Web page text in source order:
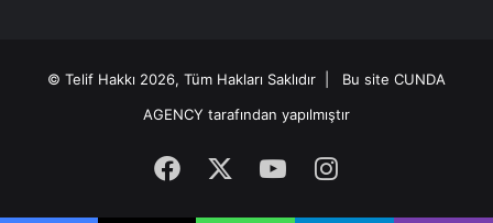
© Telif Hakkı 2026, Tüm Hakları Saklıdır | Bu site CUNDA
AGENCY tarafından yapılmıştır
FacebookYouTubeInstagram